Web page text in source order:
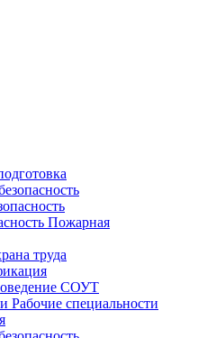
Пожарная
труда
СОУТ
Рабочие специальности